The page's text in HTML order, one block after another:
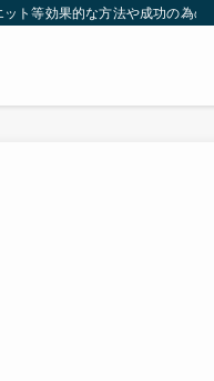
ト等効果的な方法や成功の為